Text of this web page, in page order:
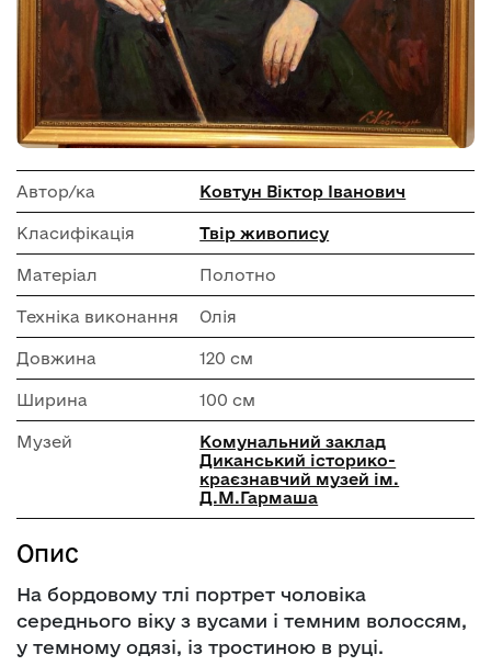
Автор/ка Ковтун Віктор Іванович
Класифікація Твір живопису
Матеріал Полотно
Техніка виконання Олія
Довжина 120 см
Ширина 100 см
Музей
Комунальний заклад
Диканський історико-
краєзнавчий музей ім.
Д.М.Гармаша
Опис
На бордовому тлі портрет чоловіка
середнього віку з вусами і темним волоссям,
у темному одязі, із тростиною в руці.